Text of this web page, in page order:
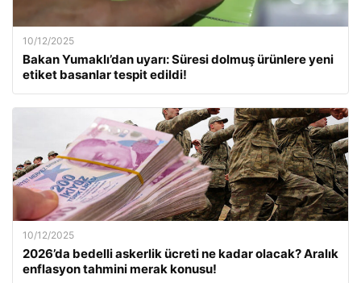
10/12/2025
Bakan Yumaklı’dan uyarı: Süresi dolmuş ürünlere yeni
etiket basanlar tespit edildi!
10/12/2025
2026’da bedelli askerlik ücreti ne kadar olacak? Aralık
enflasyon tahmini merak konusu!